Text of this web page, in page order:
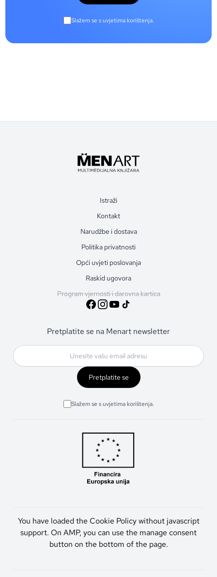
Slažem se s uvjetima korištenja.
Istraži
Kontakt
Narudžbe i dostava
Politika privatnosti
Opći uvjeti poslovanja
Raskid ugovora
Program vjernosti i darovna kartica
Pretplatite se na Menart newsletter
Pretplatite se
Slažem se s uvjetima korištenja.
You have loaded the Cookie Policy without javascript
support. On AMP, you can use the manage consent
button on the bottom of the page.